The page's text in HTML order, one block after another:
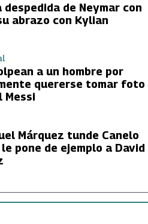
despedida de Neymar con
abrazo con Kylian
a un hombre por
quererse tomar foto
Messi
Márquez tunde Canelo
pone de ejemplo a David